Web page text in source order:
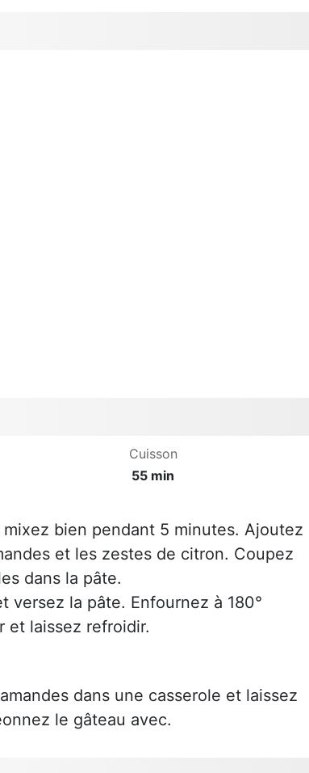
Cuisson
55 min
bien pendant 5 minutes. Ajoutez
et les zestes de citron. Coupez
dans la pâte.
versez la pâte. Enfournez à 180°
et laissez refroidir.
dans une casserole et laissez
le gâteau avec.